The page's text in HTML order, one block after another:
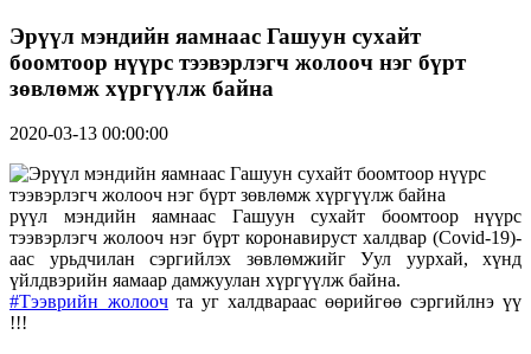
Эрүүл мэндийн яамнаас Гашуун сухайт
боомтоор нүүрс тээвэрлэгч жолооч нэг бүрт
зөвлөмж хүргүүлж байна
2020-03-13 00:00:00
рүүл мэндийн яамнаас Гашуун сухайт боомтоор нүүрс
тээвэрлэгч жолооч нэг бүрт коронавируст халдвар (Сovid-19)-
аас урьдчилан сэргийлэх зөвлөмжийг Уул уурхай, хүнд
үйлдвэрийн яамаар дамжуулан хүргүүлж байна.
#Тээврийн_жолооч та уг халдвараас өөрийгөө сэргийлнэ үү
!!!